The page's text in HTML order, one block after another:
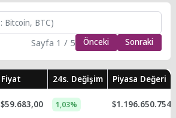
Sayfa 1 / 5 Önceki Sonraki
Fiyat 24s. Değişim Piyasa Değeri
$59.683,00 1,03%